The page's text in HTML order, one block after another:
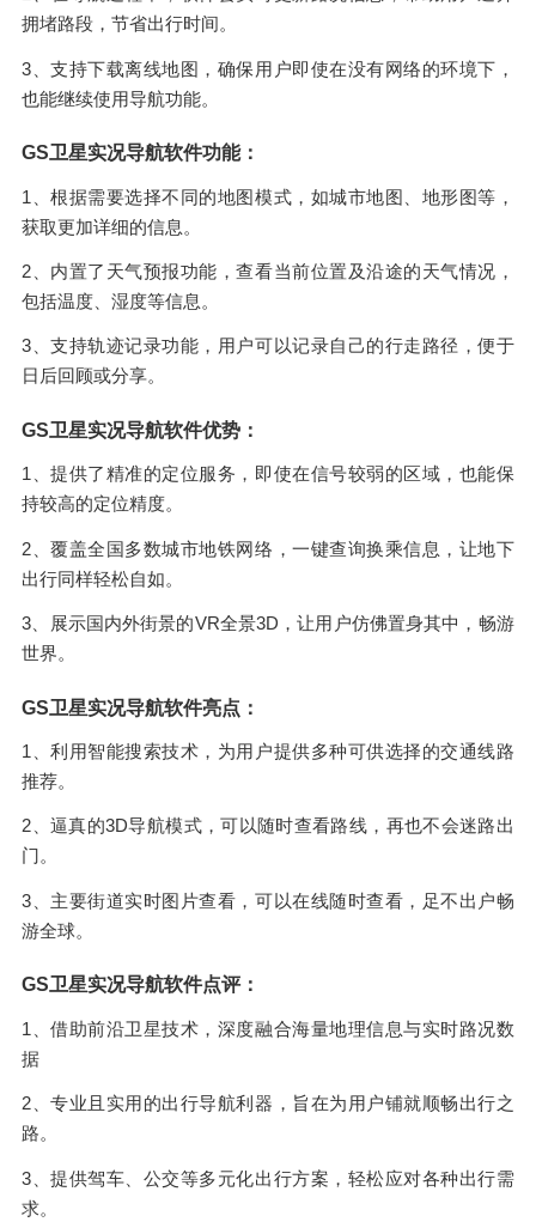
拥堵路段，节省出行时间。
3、支持下载离线地图，确保用户即使在没有网络的环境下，
也能继续使用导航功能。
GS卫星实况导航软件功能：
1、根据需要选择不同的地图模式，如城市地图、地形图等，
获取更加详细的信息。
2、内置了天气预报功能，查看当前位置及沿途的天气情况，
包括温度、湿度等信息。
3、支持轨迹记录功能，用户可以记录自己的行走路径，便于
日后回顾或分享。
GS卫星实况导航软件优势：
1、提供了精准的定位服务，即使在信号较弱的区域，也能保
持较高的定位精度。
2、覆盖全国多数城市地铁网络，一键查询换乘信息，让地下
出行同样轻松自如。
3、展示国内外街景的VR全景3D，让用户仿佛置身其中，畅游
世界。
GS卫星实况导航软件亮点：
1、利用智能搜索技术，为用户提供多种可供选择的交通线路
推荐。
2、逼真的3D导航模式，可以随时查看路线，再也不会迷路出
门。
3、主要街道实时图片查看，可以在线随时查看，足不出户畅
游全球。
GS卫星实况导航软件点评：
1、借助前沿卫星技术，深度融合海量地理信息与实时路况数
据
2、专业且实用的出行导航利器，旨在为用户铺就顺畅出行之
路。
3、提供驾车、公交等多元化出行方案，轻松应对各种出行需
求。